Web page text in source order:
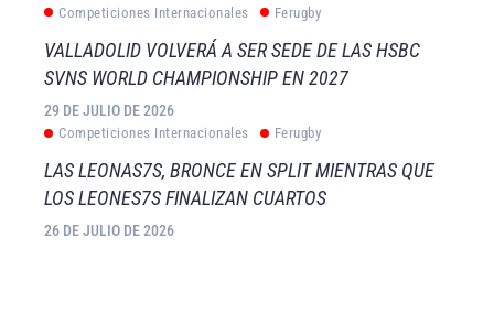
Competiciones Internacionales Ferugby
VALLADOLID VOLVERÁ A SER SEDE DE LAS HSBC
SVNS WORLD CHAMPIONSHIP EN 2027
29 DE JULIO DE 2026
Competiciones Internacionales Ferugby
LAS LEONAS7S, BRONCE EN SPLIT MIENTRAS QUE
LOS LEONES7S FINALIZAN CUARTOS
26 DE JULIO DE 2026